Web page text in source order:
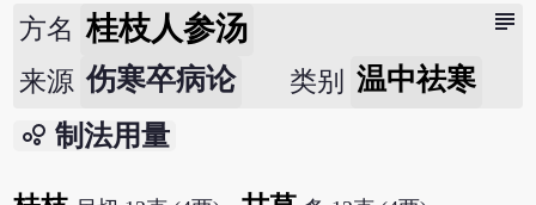
subject
方名 桂枝人参汤
来源 伤寒卒病论 类别 温中祛寒
bubble_chart 制法用量